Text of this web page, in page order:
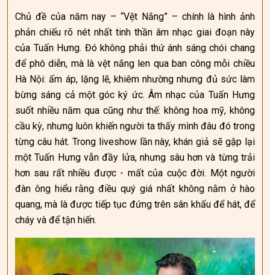
Chủ đề của năm nay – “Vệt Nắng” – chính là hình ảnh
phản chiếu rõ nét nhất tinh thần âm nhạc giai đoạn này
của Tuấn Hưng. Đó không phải thứ ánh sáng chói chang
để phô diễn, mà là vệt nắng len qua ban công mỗi chiều
Hà Nội: ấm áp, lặng lẽ, khiêm nhường nhưng đủ sức làm
bừng sáng cả một góc ký ức. Âm nhạc của Tuấn Hưng
suốt nhiều năm qua cũng như thế: không hoa mỹ, không
cầu kỳ, nhưng luôn khiến người ta thấy mình đâu đó trong
từng câu hát. Trong liveshow lần này, khán giả sẽ gặp lại
một Tuấn Hưng vẫn đầy lửa, nhưng sâu hơn và từng trải
hơn sau rất nhiều được - mất của cuộc đời. Một người
đàn ông hiểu rằng điều quý giá nhất không nằm ở hào
quang, mà là được tiếp tục đứng trên sân khấu để hát, để
cháy và để tận hiến.